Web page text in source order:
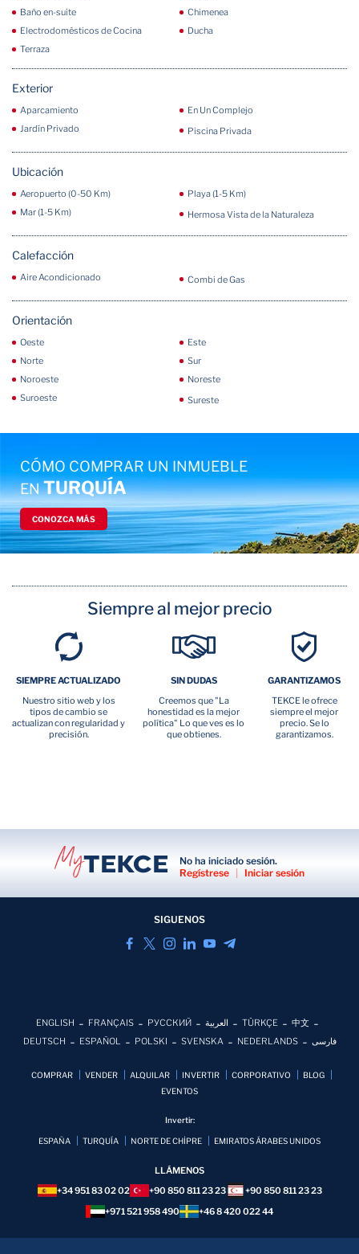
Baño en-suite
Chimenea
Electrodomésticos de Cocina
Ducha
Terraza
Exterior
Aparcamiento
En Un Complejo
Jardín Privado
Piscina Privada
Ubicación
Aeropuerto (0-50 Km)
Playa (1-5 Km)
Mar (1-5 Km)
Hermosa Vista de la Naturaleza
Calefacción
Aire Acondicionado Combi de Gas
Orientación
Oeste
Este
Norte
Sur
Noroeste
Noreste
Suroeste
Sureste
CÓMO COMPRAR UN INMUEBLE
ENTURQUÍA
CONOZCA MÁS
Siempre al mejor precio
SIEMPRE ACTUALIZADO
Nuestro sitio web y los
tipos de cambio se
actualizan con regularidad y
precisión.
SIN DUDAS
Creemos que "La
honestidad es la mejor
política" Lo que ves es lo
que obtienes.
GARANTIZAMOS
TEKCE le ofrece
siempre el mejor
precio. Se lo
garantizamos.
No ha iniciado sesión.
Regístrese | Iniciar sesión
SIGUENOS
ENGLISH FRANÇAIS РУССКИЙ العربية TÜRKÇE
中文
DEUTSCH
ESPAÑOL POLSKI SVENSKA NEDERLANDS فارسی
COMPRAR VENDER ALQUILAR INVERTIR CORPORATIVO
BLOG
EVENTOS
Invertir:
ESPAÑA TURQUÍA NORTE DE CHİPRE EMIRATOS ÁRABES UNIDOS
LLÁMENOS
+34 951 83 02 02
+90 850 811 23 23
+90 850 811 23 23
+971 521 958 490
+46 8 420 022 44